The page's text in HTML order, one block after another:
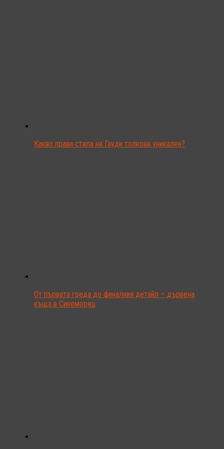
Какво прави стила на Гауди толкова уникален?
От първата греда до финалния детайл – дървена
къща в Синеморец